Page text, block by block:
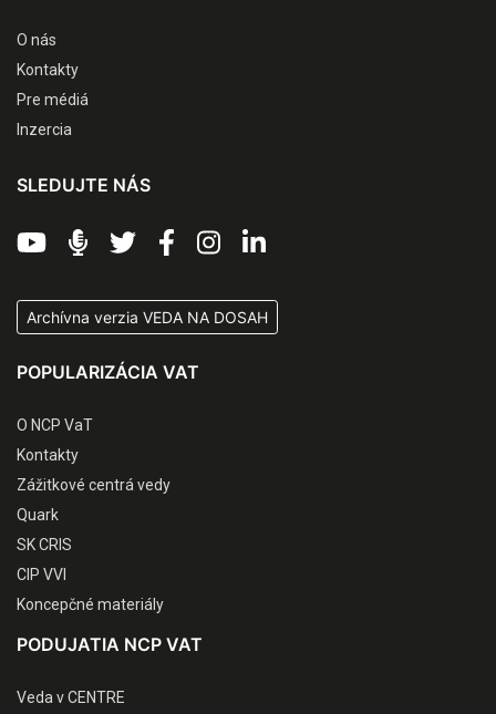
O nás
Kontakty
Pre médiá
Inzercia
SLEDUJTE NÁS
Archívna verzia VEDA NA DOSAH
POPULARIZÁCIA VAT
O NCP VaT
Kontakty
Zážitkové centrá vedy
Quark
SK CRIS
CIP VVI
Koncepčné materiály
PODUJATIA NCP VAT
Veda v CENTRE